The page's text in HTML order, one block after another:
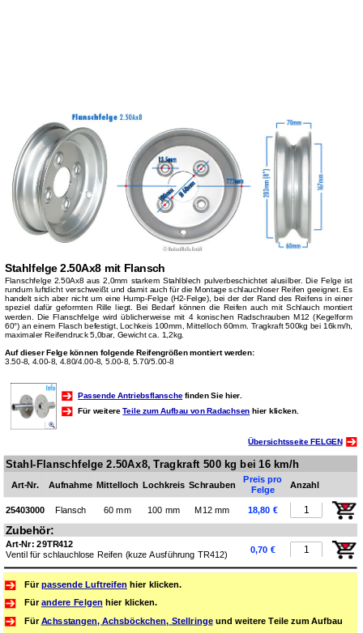
Stahlfelge 2.50Ax8 mit Flansch
Flanschfelge 2.50Ax8 aus 2,0mm starkem Stahlblech pulverbeschichtet alusilber. Die Felge ist
rundum luftdicht verschweißt und damit auch für die Montage schlauchloser Reifen geeignet. Es
handelt sich aber nicht um eine Hump-Felge (H2-Felge), bei der der Rand des Reifens in einer
speziel dafür geformten Rille liegt. Bei Bedarf können die Reifen auch mit Schlauch montiert
werden. Die Flanschfelge wird üblicherweise mit 4 konischen Radschrauben M12 (Kegelform
60°) an einem Flasch befestigt, Lochkeis 100mm, Mittelloch 60mm. Tragkraft 500kg bei 16km/h,
maximaler Reifendruck 5,0bar, Gewicht ca. 1,2kg.
Auf dieser Felge können folgende Reifengrößen montiert werden:
3.50-8, 4.00-8, 4.80/4.00-8, 5.00-8, 5.70/5.00-8
Passende Antriebsflanschefinden Sie hier.
Für weitereTeile zum Aufbau von Radachsen hier klicken.
Übersichtsseite FELGEN
Stahl-Flanschfelge 2.50Ax8, Tragkraft 500 kg bei 16 km/h
Art-Nr. Aufnahme Mittelloch Lochkreis Schrauben
Preis pro
Felge
Anzahl
25403000 Flansch 60 mm 100 mm M12 mm 18,80 €
Zubehör:
Art-Nr: 29TR412
Ventil für schlauchlose Reifen (kuze Ausführung TR412)
0,70 €
Fürpassende Luftreifen hier klicken.
Fürandere Felgen hier klicken.
FürAchsstangen, Achsböckchen, Stellringeund weitere Teile zum Aufbau